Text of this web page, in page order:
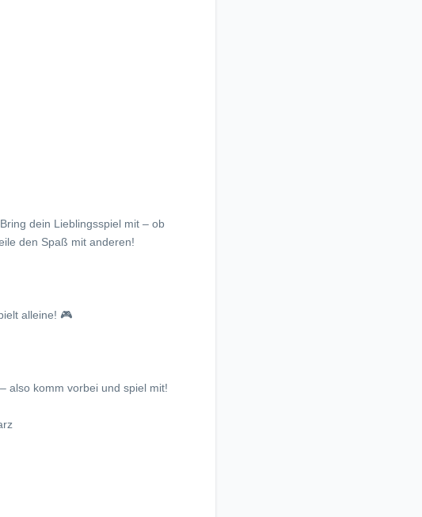
dein Lieblingsspiel mit – ob
den Spaß mit anderen!
alleine! 🎮
also komm vorbei und spiel mit!